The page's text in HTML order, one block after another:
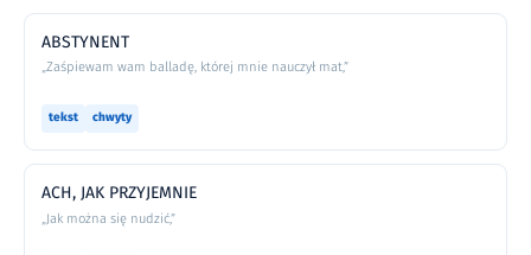
ABSTYNENT
„Zaśpiewam wam balladę, której mnie nauczył mat,”
tekst chwyty
ACH, JAK PRZYJEMNIE
„Jak można się nudzić,”